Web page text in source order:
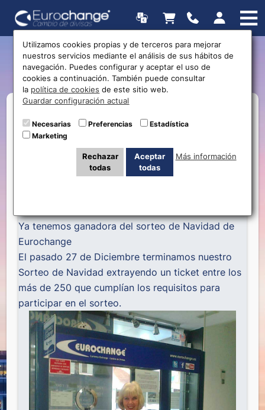
¡¡Tenemos una ganadora!!
Ya tenemos ganadora del sorteo de Navidad de
Eurochange
El pasado 27 de Diciembre terminamos nuestro
Sorteo de Navidad extrayendo un ticket entre los
más de 250 que cumplían los requisitos para
participar en el sorteo.
Utilizamos cookies propias y de terceros para mejorar
nuestros servicios mediante el análisis de sus hábitos de
navegación. Puedes configurar y aceptar el uso de
cookies a continuación. También puede consultar
la política de cookies de este sitio web.
Guardar configuración actual
Necesarias Preferencias
Estadística
Marketing
Rechazar
todas
Aceptar
todas
Más información